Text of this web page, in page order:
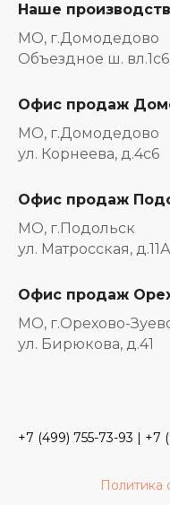
Наше
МО, г.Домодедово
Объездное ш. вл.1с6
Офис продаж
МО, г.Домодедово
ул. Корнеева, д.4с6
Офис продаж
МО, г.Подольск
ул. Матросская, д.11А
Офис продаж
МО, г.Орехово-
ул. Бирюкова, д.41
+7 (499) 755-73-93 +7
Политика